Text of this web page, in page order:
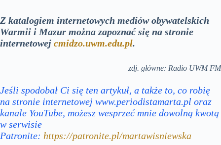
Z katalogiem internetowych mediów obywatelskich
Warmii i Mazur można zapoznać się na stronie
internetowej cmidzo.uwm.edu.pl.
zdj. główne: Radio UWM FM
Jeśli spodobał Ci się ten artykuł, a także to, co robię
na stronie internetowej www.periodistamarta.pl oraz
kanale YouTube, możesz wesprzeć mnie dowolną kwotą
w serwisie
Patronite: https://patronite.pl/martawisniewska